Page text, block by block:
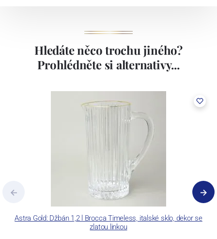
Hledáte něco trochu jiného?
Prohlédněte si alternativy...
Astra Gold: Džbán 1,2 l Brocca Timeless, italské sklo, dekor se
zlatou linkou